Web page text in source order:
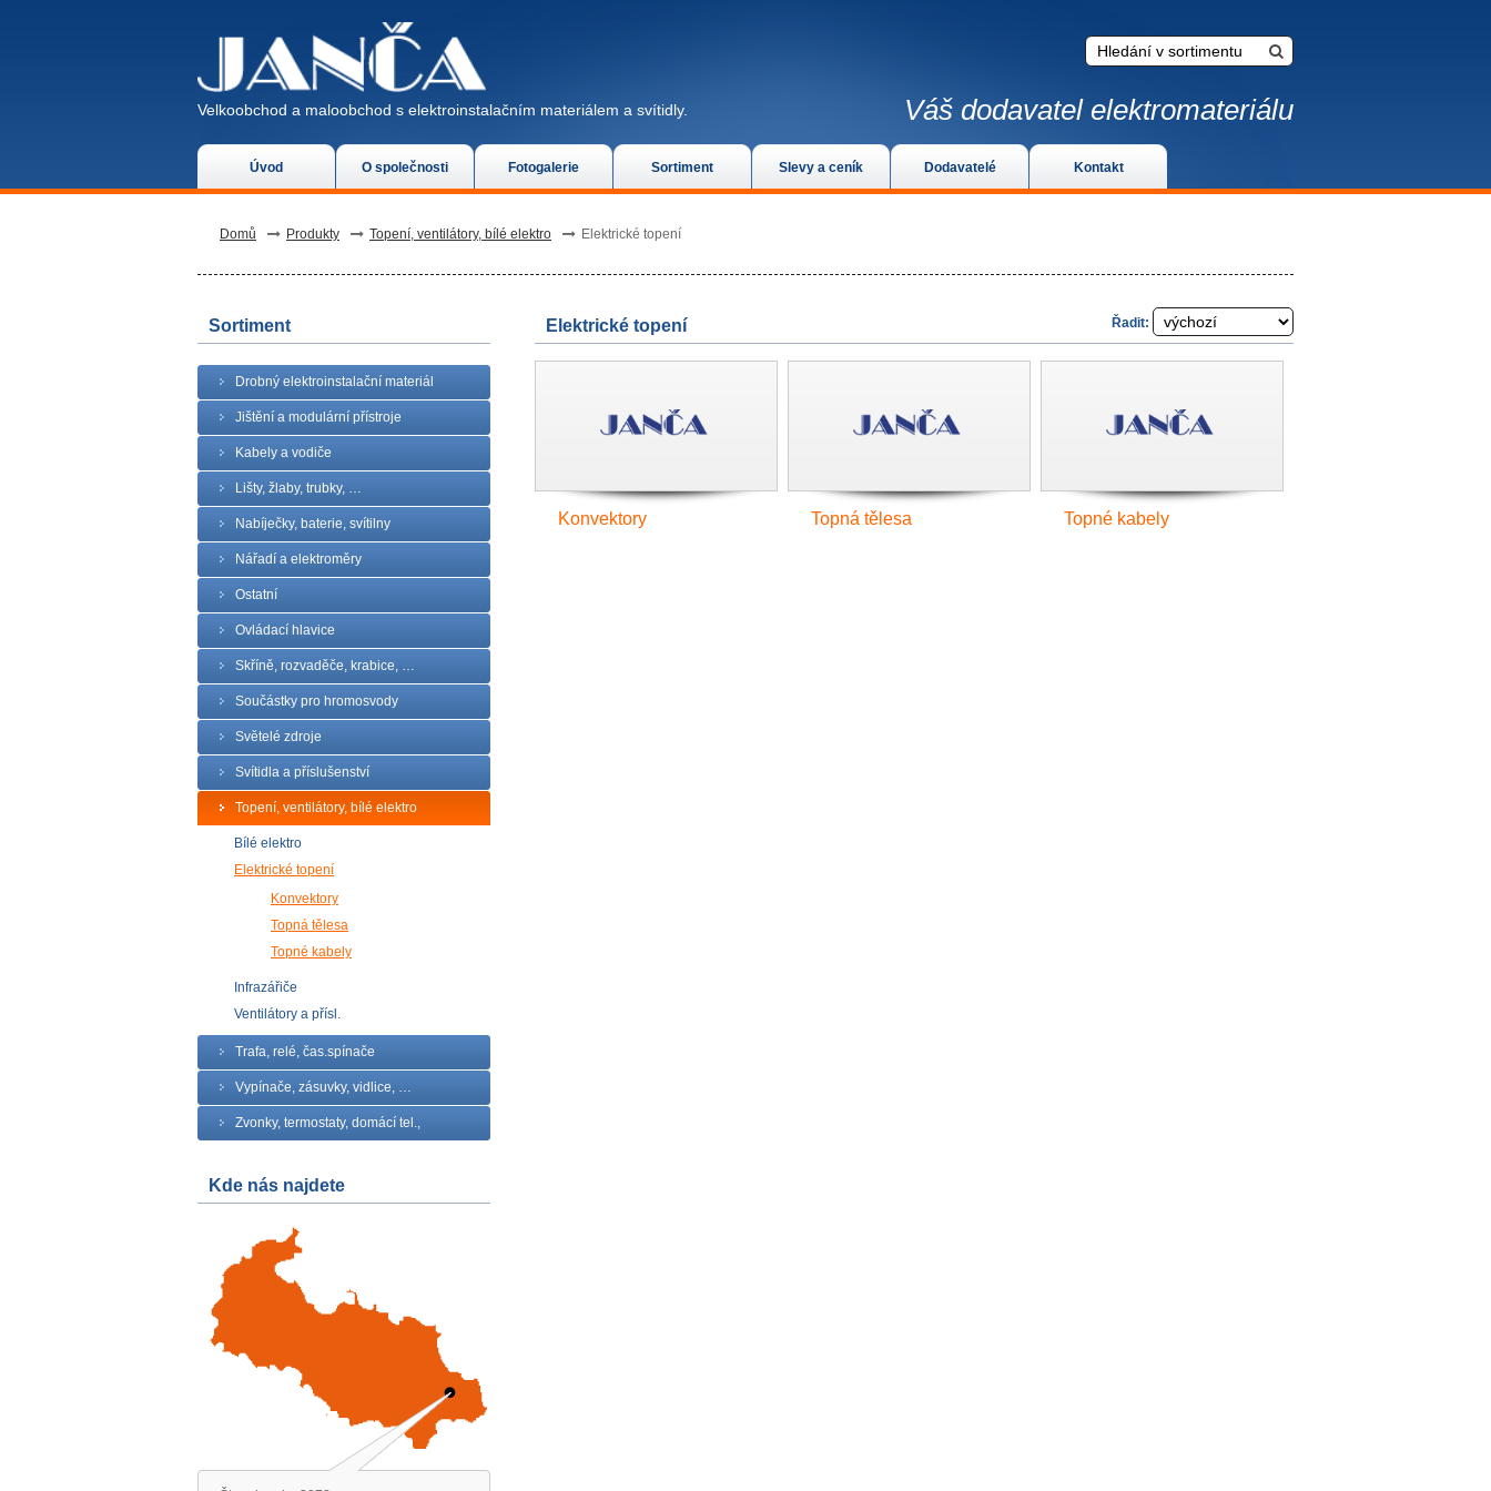
Úvod O společnosti Fotogalerie Sortiment Slevy a ceník Dodavatelé Kontakt
Velkoobchod a maloobchod s elektroinstalačním materiálem a svítidly. Váš dodavatel elektromateriálu
Domů Produkty Topení, ventilátory, bílé elektro Elektrické topení
Sortiment
Drobný elektroinstalační materiál
Jištění a modulární přístroje
Kabely a vodiče
Lišty, žlaby, trubky, …
Nabíječky, baterie, svítilny
Nářadí a elektroměry
Ostatní
Ovládací hlavice
Skříně, rozvaděče, krabice, …
Součástky pro hromosvody
Světelé zdroje
Svítidla a příslušenství
Topení, ventilátory, bílé elektro
Bílé elektro
Elektrické topení
Konvektory
Topná tělesa
Topné kabely
Infrazářiče
Ventilátory a přísl.
Trafa, relé, čas.spínače
Vypínače, zásuvky, vidlice, …
Zvonky, termostaty, domácí tel.,
Kde nás najdete
Elektrické topení Řadit:
Konvektory Topná tělesa Topné kabely